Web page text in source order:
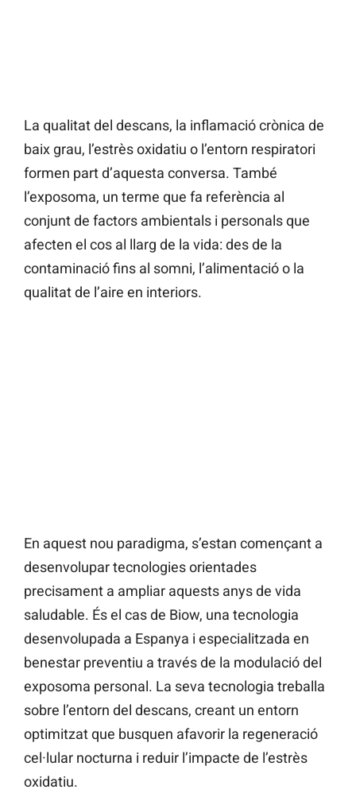
La qualitat del descans, la inflamació crònica de
baix grau, l’estrès oxidatiu o l’entorn respiratori
formen part d’aquesta conversa. També
l’exposoma, un terme que fa referència al
conjunt de factors ambientals i personals que
afecten el cos al llarg de la vida: des de la
contaminació fins al somni, l’alimentació o la
qualitat de l’aire en interiors.
En aquest nou paradigma, s’estan començant a
desenvolupar tecnologies orientades
precisament a ampliar aquests anys de vida
saludable. És el cas de Biow, una tecnologia
desenvolupada a Espanya i especialitzada en
benestar preventiu a través de la modulació del
exposoma personal. La seva tecnologia treballa
sobre l’entorn del descans, creant un entorn
optimitzat que busquen afavorir la regeneració
cel·lular nocturna i reduir l’impacte de l’estrès
oxidatiu.